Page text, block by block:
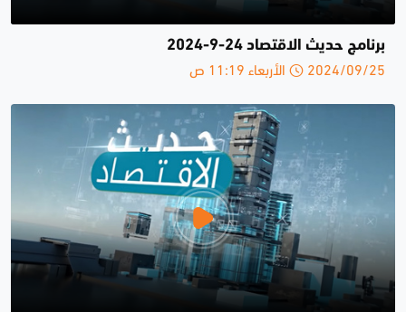
برنامج حديث الاقتصاد 24-9-2024
2024/09/25 الأربعاء 11:19 ص